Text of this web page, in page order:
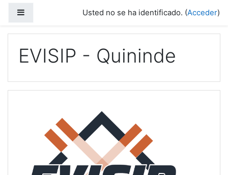
Usted no se ha identificado. (Acceder)
EVISIP - Quininde